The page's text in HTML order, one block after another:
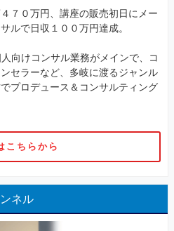
７０万円、講座の販売初日にメー
ルで日収１００万円達成。
向けコンサル業務がメインで、コ
セラーなど、多岐に渡るジャンル
プロデュース＆コンサルティング
こちらから
ネル